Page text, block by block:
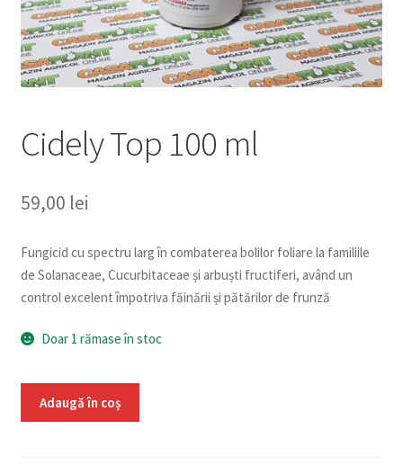
Cidely Top 100 ml
59,00 lei
Fungicid cu spectru larg în combaterea bolilor foliare la familiile
de Solanaceae, Cucurbitaceae și arbuști fructiferi, având un
control excelent împotriva făinării și pătărilor de frunză
Doar 1 rămase în stoc
Adaugă în coș